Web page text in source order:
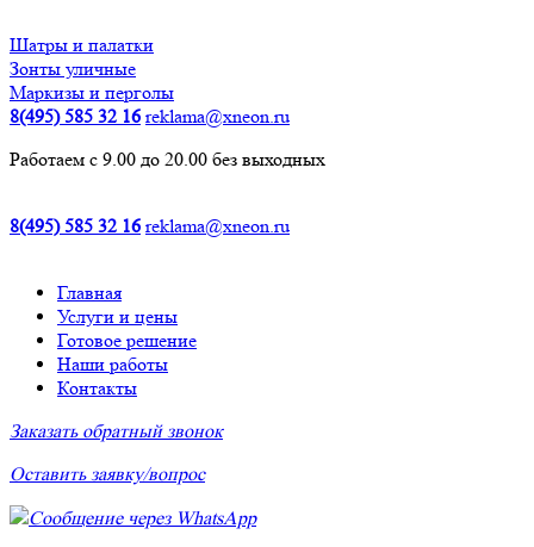
Шатры и палатки
Зонты уличные
Маркизы и перголы
8(495) 585 32 16 reklama@xneon.ru
Работаем с 9.00 до 20.00 без выходных
8(495) 585 32 16 reklama@xneon.ru
Главная
Услуги и цены
Готовое решение
Наши работы
Контакты
Заказать обратный звонок
Оставить заявку/вопрос
Сообщение через WhatsApp